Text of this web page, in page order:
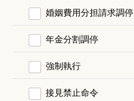
婚姻費用分担請求調停
年金分割調停
強制執行
接見禁止命令